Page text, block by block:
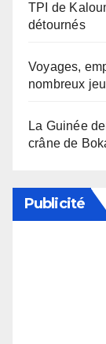
TPI de
détournés
Voyages,
nombreux
La Guinée
crâne de
Publicité